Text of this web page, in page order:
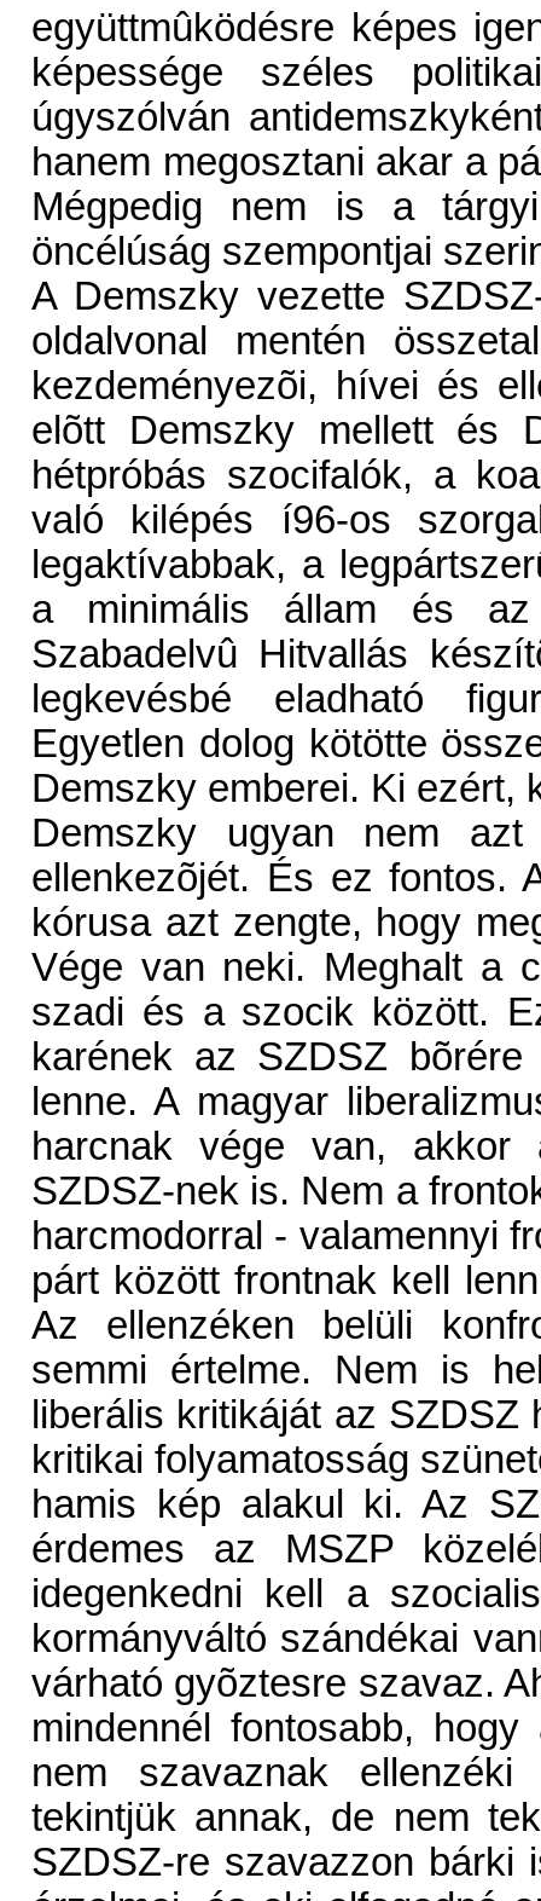
együttmûködésre képes
képessége széles
úgyszólván
hanem megosztani akar a
Mégpedig nem is a
öncélúság szempontjai
A Demszky vezette
oldalvonal mentén
kezdeményezõi, hívei és
elõtt Demszky mellett és
hétpróbás szocifalók, a
való kilépés í96-os
legaktívabbak, a
a minimális állam és
Szabadelvû Hitvallás
legkevésbé eladható
Egyetlen dolog kötötte
Demszky emberei. Ki ezért,
Demszky ugyan nem
ellenkezõjét. És ez fontos.
kórusa azt zengte, hogy
Vége van neki. Meghalt a
szadi és a szocik között.
karének az SZDSZ
lenne. A magyar
harcnak vége van, akkor
SZDSZ-nek is. Nem a
harcmodorral - valamennyi
párt között frontnak kell
Az ellenzéken belüli
semmi értelme. Nem is
liberális kritikáját az
kritikai folyamatosság
hamis kép alakul ki. Az
érdemes az MSZP
idegenkedni kell a
kormányváltó szándékai
várható gyõztesre szavaz.
mindennél fontosabb,
nem szavaznak
tekintjük annak, de nem
SZDSZ-re szavazzon bárki